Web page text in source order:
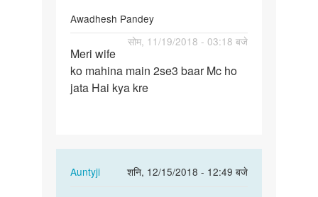
Awadhesh Pandey
सोम, 11/19/2018 - 03:18 बजे
Meri
wife
ko
Meri wife
ko mahina main 2se3 baar Mc ho
jata Hai kya kre
Auntyji
शनि, 12/15/2018 - 12:49 बजे
In